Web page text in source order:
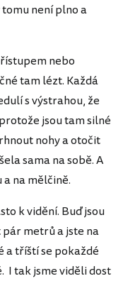
není plno a
nebo
tam lézt. Každá
s výstrahou, že
jsou tam silné
nohy a otočit
sama na sobě. A
na mělčině.
k vidění. Buď jsou
metrů a jste na
a tříští se pokaždé
I tak jsme viděli dost